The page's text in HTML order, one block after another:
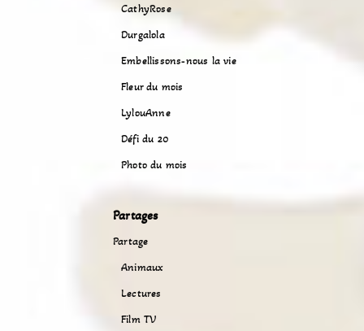
CathyRose
Durgalola
Embellissons-nous la vie
Fleur du mois
LylouAnne
Défi du 20
Photo du mois
Partages
Partage
Animaux
Lectures
Film TV